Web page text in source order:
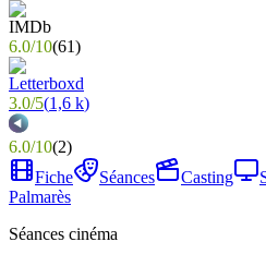
6.0/10(61)
3.0/5(1,6 k)
6.0/10(2)
Fiche
Séances Casting
Palmarès
Séances cinéma